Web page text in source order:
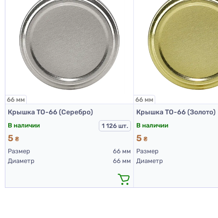
66 мм
Крышка ТО-66 (Серебро)
В наличии 1 126 шт.
5 ₴
Размер
66 мм
Диаметр
66 мм
66 мм
Крышка ТО-66 (Золото)
В наличии
5₴
Размер
Диаметр